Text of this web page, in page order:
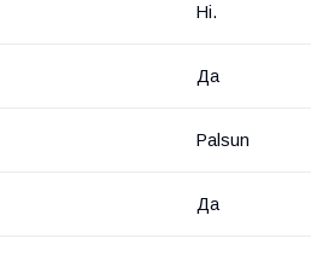
Ні.
Да
Palsun
Да